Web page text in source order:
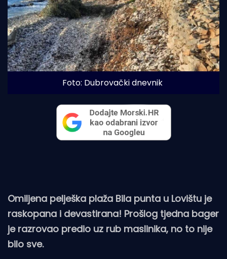
Foto: Dubrovački dnevnik
Omiljena pelješka plaža Bila punta u Lovištu je
raskopana i devastirana! Prošlog tjedna bager
je razrovao predio uz rub maslinika, no to nije
bilo sve.